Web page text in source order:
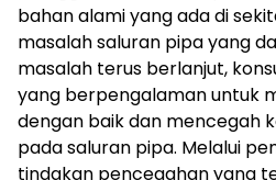
bahan alami yang ada di
masalah saluran pipa yang
masalah terus berlanjut,
yang berpengalaman untuk
dengan baik dan mencegah
pada saluran pipa. Melalui
tindakan pencegahan yang